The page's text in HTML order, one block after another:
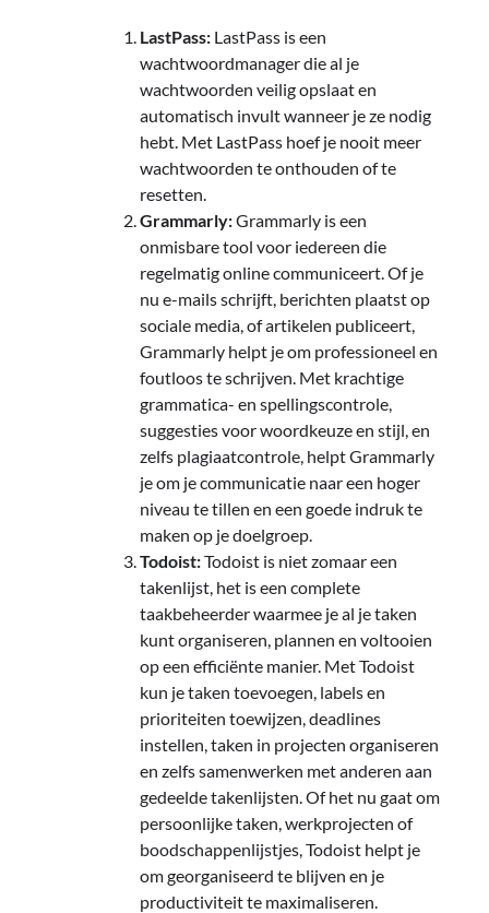
LastPass: LastPass is een
wachtwoordmanager die al je
wachtwoorden veilig opslaat en
automatisch invult wanneer je ze nodig
hebt. Met LastPass hoef je nooit meer
wachtwoorden te onthouden of te
resetten.
Grammarly:Grammarly is een
onmisbare tool voor iedereen die
regelmatig online communiceert. Of je
nu e-mails schrijft, berichten plaatst op
sociale media, of artikelen publiceert,
Grammarly helpt je om professioneel en
foutloos te schrijven. Met krachtige
grammatica- en spellingscontrole,
suggesties voor woordkeuze en stijl, en
zelfs plagiaatcontrole, helpt Grammarly
je om je communicatie naar een hoger
niveau te tillen en een goede indruk te
maken op je doelgroep.
Todoist:Todoist is niet zomaar een
takenlijst, het is een complete
taakbeheerder waarmee je al je taken
kunt organiseren, plannen en voltooien
op een efficiënte manier. Met Todoist
kun je taken toevoegen, labels en
prioriteiten toewijzen, deadlines
instellen, taken in projecten organiseren
en zelfs samenwerken met anderen aan
gedeelde takenlijsten. Of het nu gaat om
persoonlijke taken, werkprojecten of
boodschappenlijstjes, Todoist helpt je
om georganiseerd te blijven en je
productiviteit te maximaliseren.